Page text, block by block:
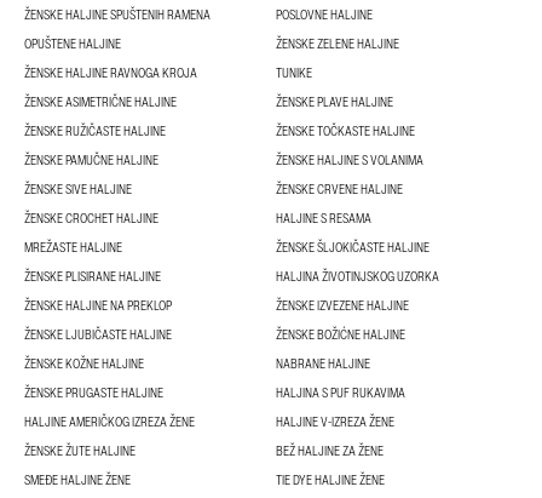
ŽENSKE HALJINE SPUŠTENIH RAMENA
POSLOVNE HALJINE
OPUŠTENE HALJINE
ŽENSKE ZELENE HALJINE
ŽENSKE HALJINE RAVNOGA KROJA
TUNIKE
ŽENSKE ASIMETRIČNE HALJINE
ŽENSKE PLAVE HALJINE
ŽENSKE RUŽIČASTE HALJINE
ŽENSKE TOČKASTE HALJINE
ŽENSKE PAMUČNE HALJINE
ŽENSKE HALJINE S VOLANIMA
ŽENSKE SIVE HALJINE
ŽENSKE CRVENE HALJINE
ŽENSKE CROCHET HALJINE
HALJINE S RESAMA
MREŽASTE HALJINE
ŽENSKE ŠLJOKIČASTE HALJINE
ŽENSKE PLISIRANE HALJINE
HALJINA ŽIVOTINJSKOG UZORKA
ŽENSKE HALJINE NA PREKLOP
ŽENSKE IZVEZENE HALJINE
ŽENSKE LJUBIČASTE HALJINE
ŽENSKE BOŽIĆNE HALJINE
ŽENSKE KOŽNE HALJINE
NABRANE HALJINE
ŽENSKE PRUGASTE HALJINE
HALJINA S PUF RUKAVIMA
HALJINE AMERIČKOG IZREZA ŽENE
HALJINE V-IZREZA ŽENE
ŽENSKE ŽUTE HALJINE
BEŽ HALJINE ZA ŽENE
SMEĐE HALJINE ŽENE
TIE DYE HALJINE ŽENE